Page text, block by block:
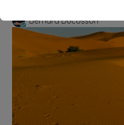
Bernard Ducosson